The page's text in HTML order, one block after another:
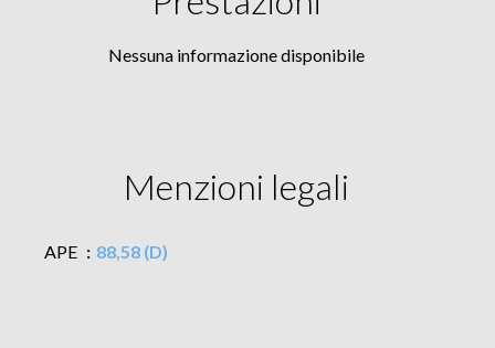
Nessuna informazione disponibile
Menzioni legali
APE 88,58 (D)